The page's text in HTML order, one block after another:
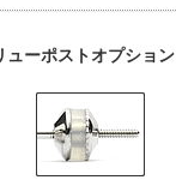
ューポストオプション